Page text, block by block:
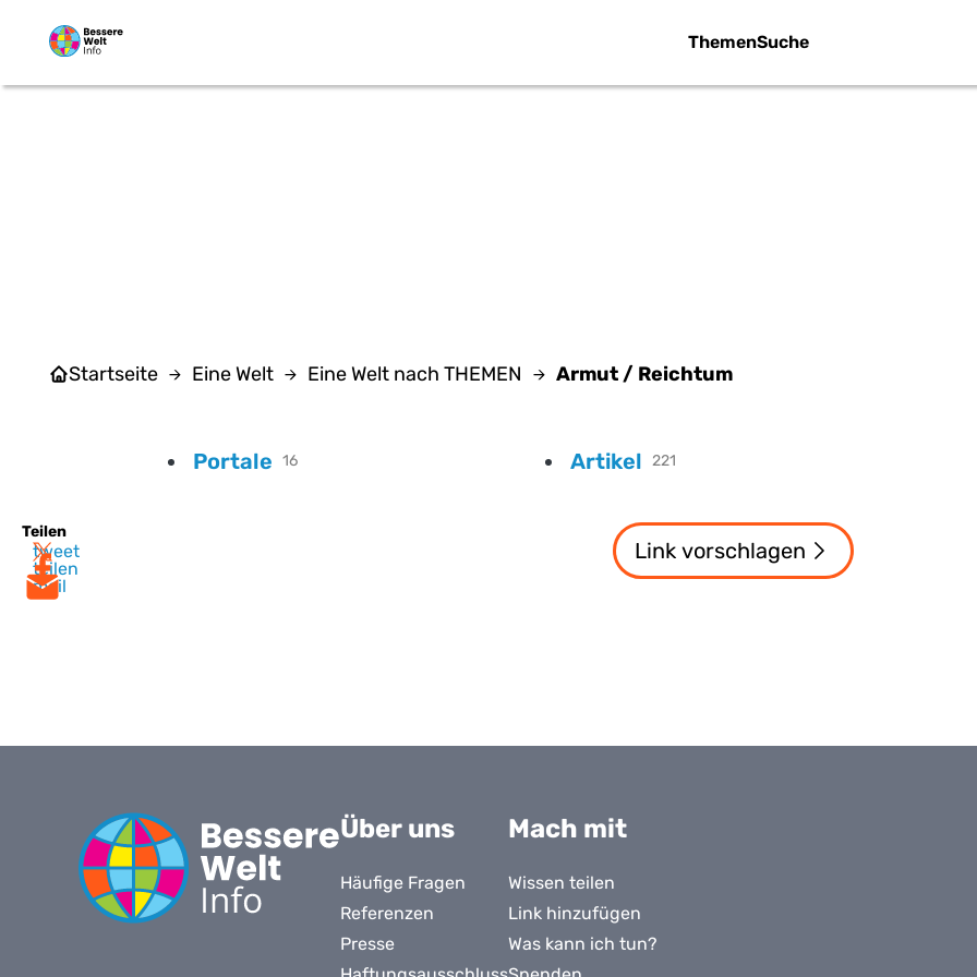
ThemenSuche
Teilen
tweet
teilen
mail
Startseite Eine Welt Eine Welt nach THEMEN Armut / Reichtum
Portale 16 Artikel 221
Link vorschlagen
Über uns
Häufige Fragen
Referenzen
Presse
Mach mit
Wissen teilen
Link hinzufügen
Was kann ich tun?